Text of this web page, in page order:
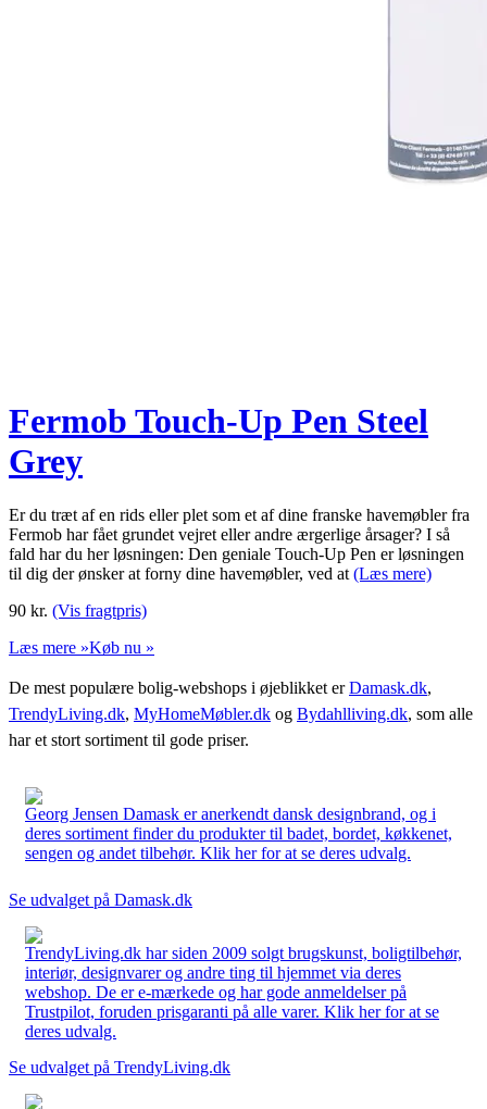
Fermob Touch-Up Pen Steel
Grey
Er du træt af en rids eller plet som et af dine franske havemøbler fra
Fermob har fået grundet vejret eller andre ærgerlige årsager? I så
fald har du her løsningen: Den geniale Touch-Up Pen er løsningen
til dig der ønsker at forny dine havemøbler, ved at (Læs mere)
90 kr. (Vis fragtpris)
Læs mere »Køb nu »
De mest populære bolig-webshops i øjeblikket erDamask.dk,
TrendyLiving.dk, MyHomeMøbler.dk og Bydahlliving.dk, som alle
har et stort sortiment til gode priser.
Georg Jensen Damask er anerkendt dansk designbrand, og i
deres sortiment finder du produkter til badet, bordet, køkkenet,
sengen og andet tilbehør. Klik her for at se deres udvalg.
Se udvalget på Damask.dk
TrendyLiving.dk har siden 2009 solgt brugskunst, boligtilbehør,
interiør, designvarer og andre ting til hjemmet via deres
webshop. De er e-mærkede og har gode anmeldelser på
Trustpilot, foruden prisgaranti på alle varer. Klik her for at se
deres udvalg.
Se udvalget på TrendyLiving.dk